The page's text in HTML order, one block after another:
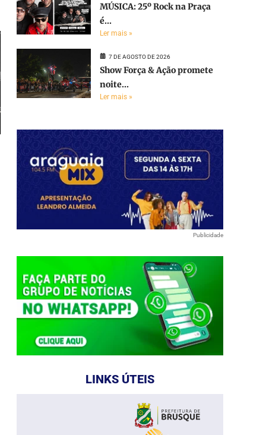
MÚSICA: 25º Rock na Praça
é...
Ler mais »
7 DE AGOSTO DE 2026
Show Força & Ação promete
noite...
Ler mais »
Publicidade
LINKS ÚTEIS